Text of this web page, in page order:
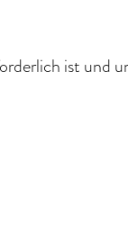
ist und